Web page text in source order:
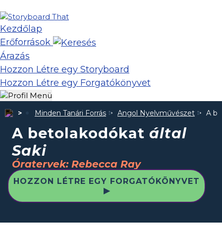
Kezdőlap
Erőforrások
Árazás
Hozzon Létre egy Storyboard
Hozzon Létre egy Forgatókönyvet
Minden Tanári Forrás Angol Nyelvművészet A
A betolakodókat által
Saki
Óratervek: Rebecca Ray
HOZZON LÉTRE EGY FORGATÓKÖNYVET
▶